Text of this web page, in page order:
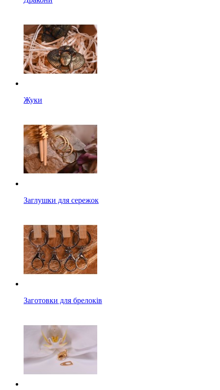
Жуки
Заглушки для сережок
Заготовки для брелоків